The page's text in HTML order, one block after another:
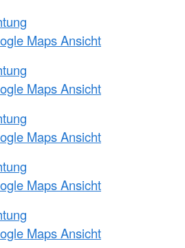
Maps Ansicht
Maps Ansicht
Maps Ansicht
Maps Ansicht
Maps Ansicht